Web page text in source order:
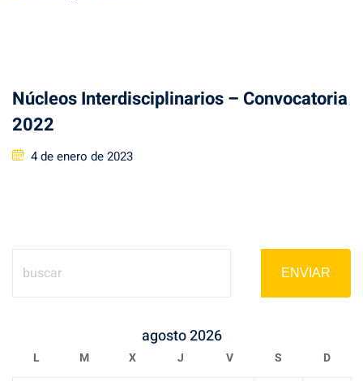
Núcleos Interdisciplinarios – Convocatoria
2022
Posted
4 de enero de 2023
ENVIAR
agosto 2026
L M X J V S D